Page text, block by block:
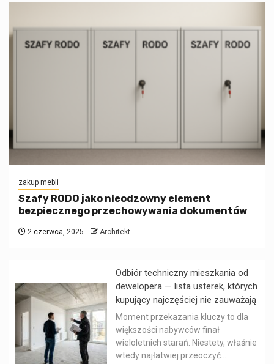
zakup mebli
Szafy RODO jako nieodzowny element
bezpiecznego przechowywania dokumentów
2 czerwca, 2025 Architekt
Odbiór techniczny mieszkania od
dewelopera — lista usterek, których
kupujący najczęściej nie zauważają
Moment przekazania kluczy to dla
większości nabywców finał
wieloletnich starań. Niestety, właśnie
wtedy najłatwiej przeoczyć...